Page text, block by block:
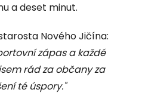
a deset minut.
Nového Jičína:
zápas a každé
rád za občany za
té úspory."